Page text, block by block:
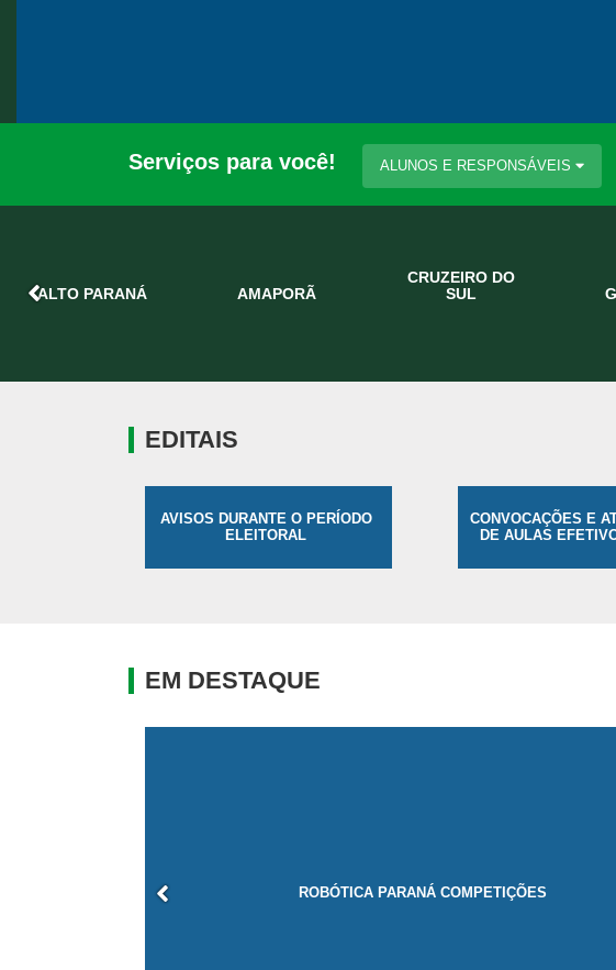
Serviços para você! ALUNOS E RESPONSÁVEIS
ALTO PARANÁ AMAPORÃ
CRUZEIRO DO
SUL
EDITAIS
AVISOS DURANTE O PERÍODO
ELEITORAL
CONVOCAÇÕES E
DE AULAS
EM DESTAQUE
GANHANDO O MUNDO
ROBÓTICA PARANÁ COMPETIÇÕES
FORMADORES EM AÇÃO
CANAL DO PROFESSOR
CREDENCIAMENTO DE SERVIDORES